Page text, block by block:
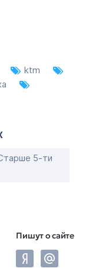
ktm
5-ти
Пишут о сайте